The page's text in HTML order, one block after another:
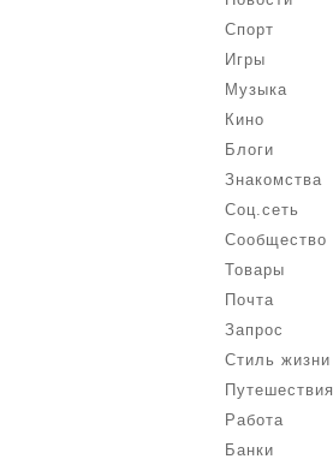
Спорт
Игры
Музыка
Кино
Блоги
Знакомства
Соц.сеть
Сообщество
Товары
Почта
Запрос
Стиль жизни
Путешествия
Работа
Банки